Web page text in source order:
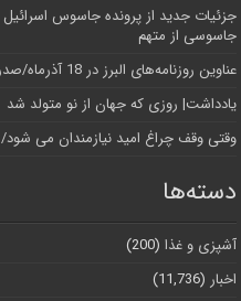
جزئیات جدید از پرونده جاسوس
جاسوسی از متهم
عناوین روزنامه‌های البرز در ‌18 آذرماه/صدرنشینی در ارائه خدمات زایمان بی‌درد
یادداشت| روزی که جهان از نو متولد شد
وقتی وقف چراغ امید نیازمندان می شود/
دسته‌ها
آشپزی و غذا (200)
اخبار (11,736)